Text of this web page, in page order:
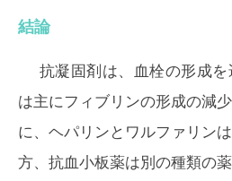
結論
抗凝固剤は、血栓の形成
は主にフィブリンの形成の減
に、ヘパリンとワルファリン
方、抗血小板薬は別の種類の